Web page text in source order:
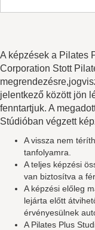
A képzések a Pilates
Corporation Stott
jelentkező között jön
fenntartjuk. A
Stúdióban végzett
A vissza nem
tanfolyamra.
A teljes képzési
van biztosítva a
A képzési előleg
lejárta előtt
érvényesülnek
A Pilates Plus